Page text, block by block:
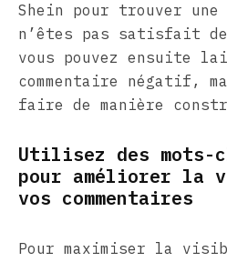
Shein pour trouver
n’êtes pas satisfait
vous pouvez ensuite
commentaire négatif,
faire de manière
Utilisez des mots-
pour améliorer la
vos commentaires
Pour maximiser la